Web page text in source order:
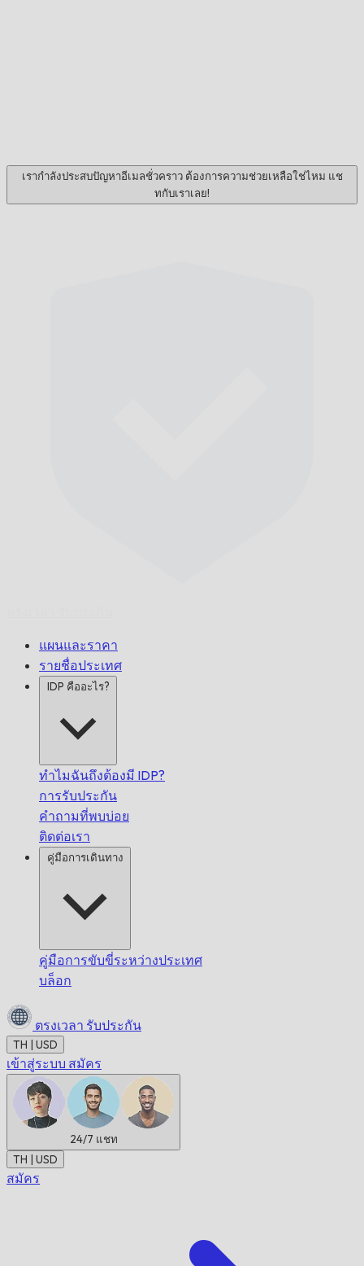
เรากำลังประสบปัญหาอีเมลชั่วคราว ต้องการความช่วยเหลือใช่ไหม แช
ทกับเราเลย!
แผนและราคา
รายชื่อประเทศ
IDP คืออะไร?
ทำไมฉันถึงต้องมี IDP?
การรับประกัน
คำถามที่พบบ่อย
ติดต่อเรา
คู่มือการเดินทาง
คู่มือการขับขี่ระหว่างประเทศ
บล็อก
ตรงเวลา รับประกัน
TH | USD
เข้าสู่ระบบ สมัคร
24/7 แชท
TH | USD
สมัคร